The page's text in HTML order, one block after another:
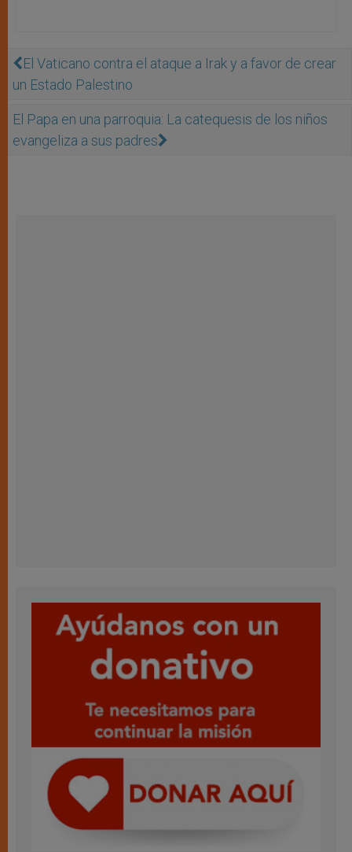
El Vaticano contra el ataque a Irak y a favor de crear
un Estado Palestino
El Papa en una parroquia: La catequesis de los niños
evangeliza a sus padres